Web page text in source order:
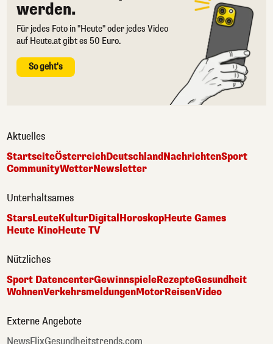
werden.
Für jedes Foto in "Heute" oder jedes Video
auf Heute.at gibt es 50 Euro.
So geht's
Aktuelles
StartseiteÖsterreichDeutschlandNachrichtenSport
CommunityWetterNewsletter
Unterhaltsames
StarsLeuteKulturDigitalHoroskopHeute Games
Heute KinoHeute TV
Nützliches
Sport DatencenterGewinnspieleRezepteGesundheit
WohnenVerkehrsmeldungenMotorReisenVideo
Externe Angebote
NewsFlixGesundheitstrends.com